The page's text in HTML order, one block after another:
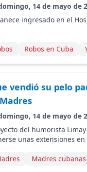
14 de mayo de
ingresado en el
Robos en Cuba
vendió su pelo
14 de mayo de
del humorista
unas extensiones en
Madres cubanas